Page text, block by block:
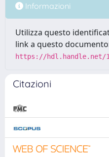
Informazioni
Utilizza questo
link a questo
https://hdl.handle.net/
Citazioni